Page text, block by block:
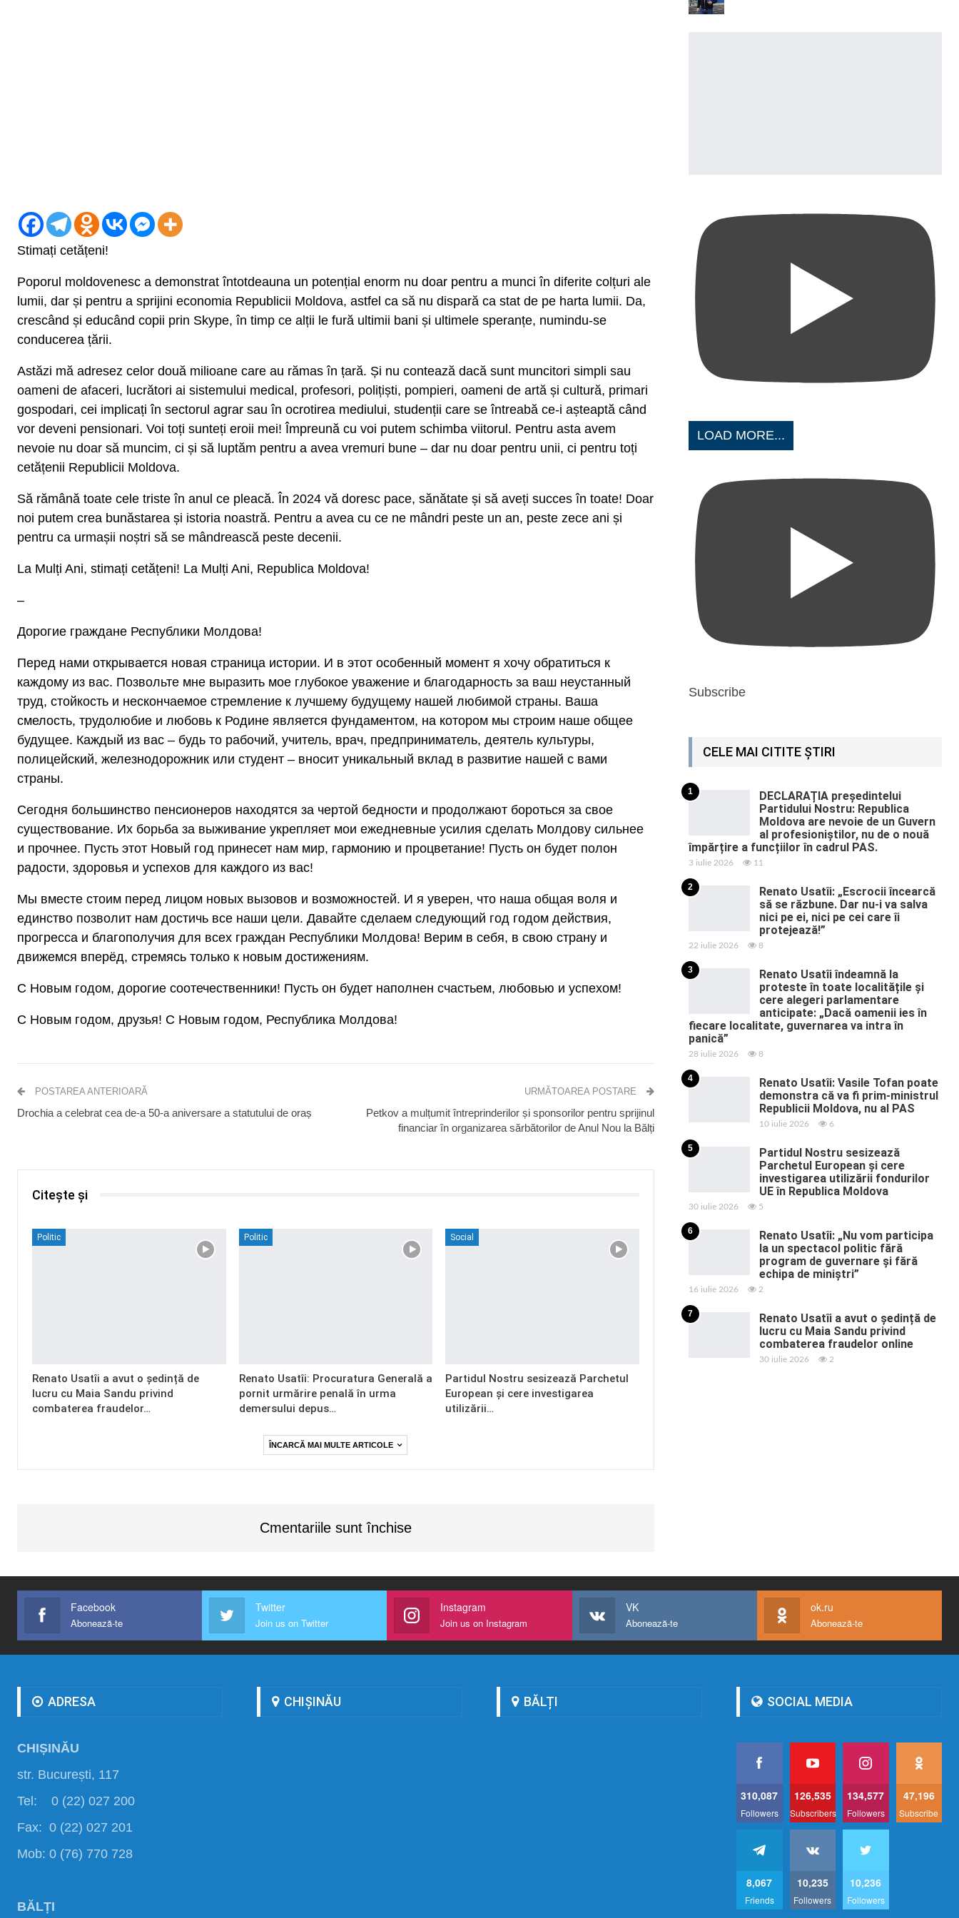
Stimați cetățeni!
Poporul moldovenesc a demonstrat întotdeauna un potențial enorm nu doar pentru a munci în diferite colțuri ale
lumii, dar și pentru a sprijini economia Republicii Moldova, astfel ca să nu dispară ca stat de pe harta lumii. Da,
crescând și educând copii prin Skype, în timp ce alții le fură ultimii bani și ultimele speranțe, numindu-se
conducerea țării.
Astăzi mă adresez celor două milioane care au rămas în țară. Și nu contează dacă sunt muncitori simpli sau
oameni de afaceri, lucrători ai sistemului medical, profesori, polițiști, pompieri, oameni de artă și cultură, primari
gospodari, cei implicați în sectorul agrar sau în ocrotirea mediului, studenții care se întreabă ce-i așteaptă când
vor deveni pensionari. Voi toți sunteți eroii mei! Împreună cu voi putem schimba viitorul. Pentru asta avem
nevoie nu doar să muncim, ci și să luptăm pentru a avea vremuri bune – dar nu doar pentru unii, ci pentru toți
cetățenii Republicii Moldova.
Să rămână toate cele triste în anul ce pleacă. În 2024 vă doresc pace, sănătate și să aveți succes în toate! Doar
noi putem crea bunăstarea și istoria noastră. Pentru a avea cu ce ne mândri peste un an, peste zece ani și
pentru ca urmașii noștri să se mândrească peste decenii.
La Mulți Ani, stimați cetățeni! La Mulți Ani, Republica Moldova!
–
Дорогие граждане Республики Молдова!
Перед нами открывается новая страница истории. И в этот особенный момент я хочу обратиться к
каждому из вас. Позвольте мне выразить мое глубокое уважение и благодарность за ваш неустанный
труд, стойкость и нескончаемое стремление к лучшему будущему нашей любимой страны. Ваша
смелость, трудолюбие и любовь к Родине является фундаментом, на котором мы строим наше общее
будущее. Каждый из вас – будь то рабочий, учитель, врач, предприниматель, деятель культуры,
полицейский, железнодорожник или студент – вносит уникальный вклад в развитие нашей с вами
страны.
Сегодня большинство пенсионеров находятся за чертой бедности и продолжают бороться за свое
существование. Их борьба за выживание укрепляет мои ежедневные усилия сделать Молдову сильнее
и прочнее. Пусть этот Новый год принесет нам мир, гармонию и процветание! Пусть он будет полон
радости, здоровья и успехов для каждого из вас!
Мы вместе стоим перед лицом новых вызовов и возможностей. И я уверен, что наша общая воля и
единство позволит нам достичь все наши цели. Давайте сделаем следующий год годом действия,
прогресса и благополучия для всех граждан Республики Молдова! Верим в себя, в свою страну и
движемся вперёд, стремясь только к новым достижениям.
С Новым годом, дорогие соотечественники! Пусть он будет наполнен счастьем, любовью и успехом!
С Новым годом, друзья! С Новым годом, Республика Молдова!
POSTAREA ANTERIOARĂ
Drochia a celebrat cea de-a 50-a aniversare a statutului de oraș
URMĂTOAREA POSTARE
Petkov a mulțumit întreprinderilor și sponsorilor pentru sprijinul
financiar în organizarea sărbătorilor de Anul Nou la Bălți
Citește și
Politic
Renato Usatîi a avut o ședință de
lucru cu Maia Sandu privind
combaterea fraudelor…
Politic
Renato Usatîi: Procuratura Generală a
pornit urmărire penală în urma
demersului depus…
Social
Partidul Nostru sesizează Parchetul
European și cere investigarea
utilizării…
ÎNCARCĂ MAI MULTE ARTICOLE
Cmentariile sunt închise
LOAD MORE...
Subscribe
CELE MAI CITITE ȘTIRI
1
DECLARAȚIA președintelui
Partidului Nostru: Republica
Moldova are nevoie de un Guvern
al profesioniștilor, nu de o nouă
împărțire a funcțiilor în cadrul PAS.
3 iulie 2026 11
2
Renato Usatîi: „Escrocii încearcă
să se răzbune. Dar nu-i va salva
nici pe ei, nici pe cei care îi
protejează!”
22 iulie 2026 8
3
Renato Usatîi îndeamnă la
proteste în toate localitățile și
cere alegeri parlamentare
anticipate: „Dacă oamenii ies în
fiecare localitate, guvernarea va intra în
panică”
28 iulie 2026 8
4
Renato Usatîi: Vasile Tofan poate
demonstra că va fi prim-ministrul
Republicii Moldova, nu al PAS
10 iulie 2026 6
5
Partidul Nostru sesizează
Parchetul European și cere
investigarea utilizării fondurilor
UE în Republica Moldova
30 iulie 2026 5
6
Renato Usatîi: „Nu vom participa
la un spectacol politic fără
program de guvernare și fără
echipa de miniștri”
16 iulie 2026 2
7
Renato Usatîi a avut o ședință de
lucru cu Maia Sandu privind
combaterea fraudelor online
30 iulie 2026 2
Facebook
Abonează-te
Twitter
Join us on Twitter
Instagram
Join us on Instagram
VK
Abonează-te
ok.ru
Abonează-te
ADRESA
CHIȘINĂU
str. București, 117
Tel: 0 (22) 027 200
Fax: 0 (22) 027 201
Mob: 0 (76) 770 728
BĂLȚI
CHIȘINĂU BĂLȚI SOCIAL MEDIA
310,087
Followers
126,535
Subscribers
134,577
Followers
47,196
Subscribe
8,067
Friends
10,235
Followers
10,236
Followers